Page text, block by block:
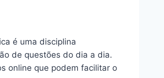
é uma disciplina
de questões do dia a dia.
online que podem facilitar o